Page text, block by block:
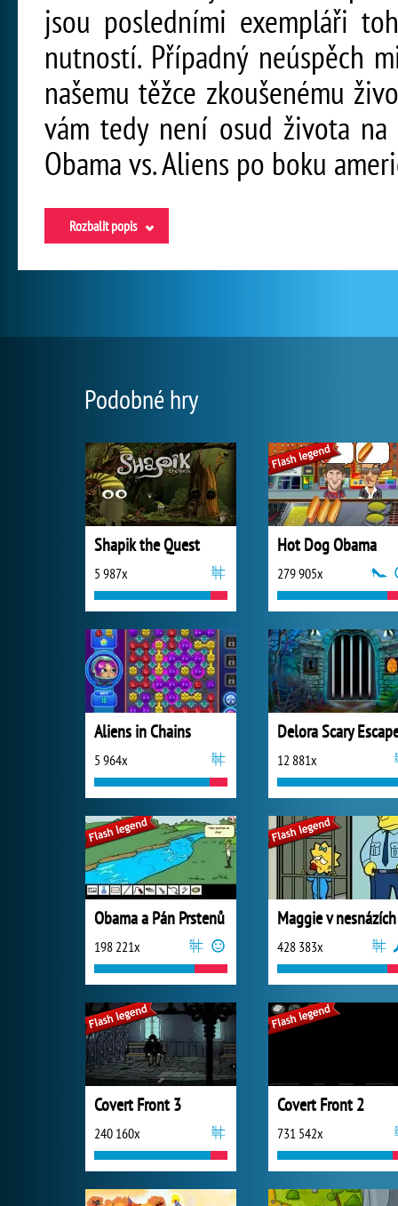
jsou posledními exempláři
nutností. Případný neúspěch
našemu těžce zkoušenému
vám tedy není osud života
Obama vs. Aliens po boku
Rozbalit popis
Podobné hry
Shapik the Quest
5 987x
Hot Dog Obama
279 905x
Aliens in Chains
5 964x 12 881x
Obama a Pán Prstenů
198 221x
Maggie v nesnázích
428 383x
Covert Front 3
240 160x
Covert Front 2
731 542x